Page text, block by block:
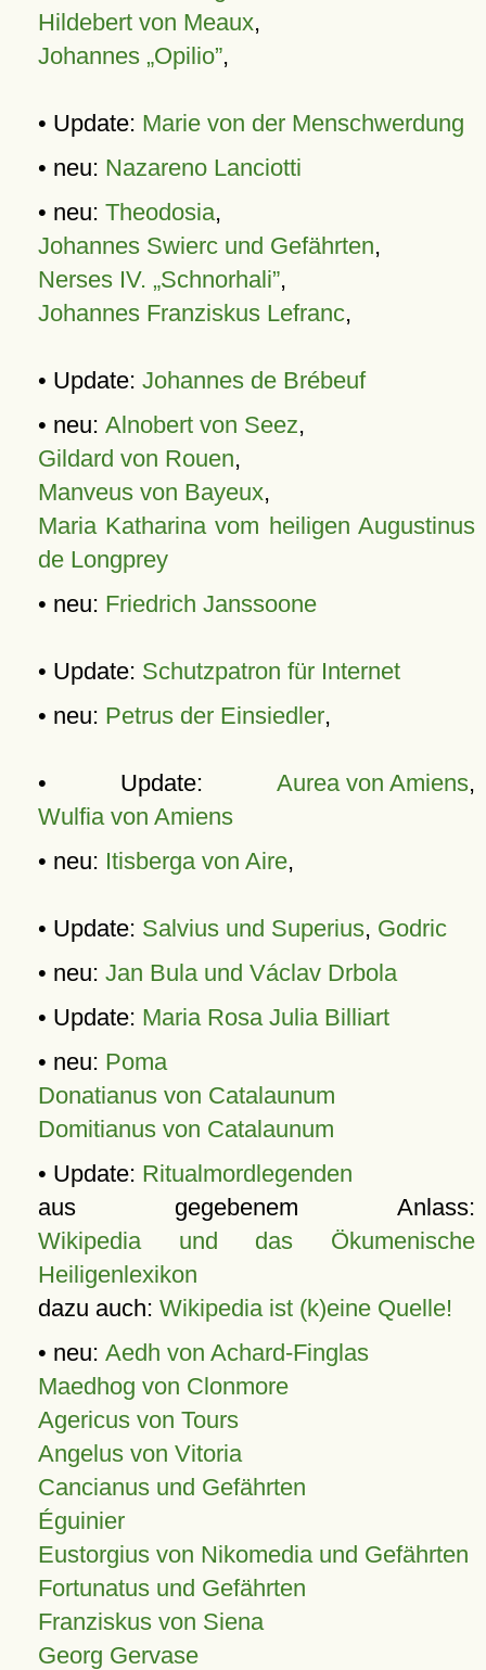
Hildebert von Meaux,
Johannes „Opilio”,
• Update: Marie von der Menschwerdung
• neu: Nazareno Lanciotti
• neu: Theodosia,
Johannes Swierc und Gefährten,
Nerses IV. „Schnorhali”,
Johannes Franziskus Lefranc,
• Update: Johannes de Brébeuf
• neu: Alnobert von Seez,
Gildard von Rouen,
Manveus von Bayeux,
Maria Katharina vom heiligen Augustinus
de Longprey
• neu: Friedrich Janssoone
• Update: Schutzpatron für Internet
• neu: Petrus der Einsiedler,
• Update: Aurea von Amiens,
Wulfia von Amiens
• neu: Itisberga von Aire,
• Update: Salvius und Superius, Godric
• neu: Jan Bula und Václav Drbola
• Update: Maria Rosa Julia Billiart
• neu: Poma
Donatianus von Catalaunum
Domitianus von Catalaunum
• Update: Ritualmordlegenden
aus gegebenem Anlass:
Wikipedia und das Ökumenische
Heiligenlexikon
dazu auch: Wikipedia ist (k)eine Quelle!
• neu: Aedh von Achard-Finglas
Maedhog von Clonmore
Agericus von Tours
Angelus von Vitoria
Cancianus und Gefährten
Éguinier
Eustorgius von Nikomedia und Gefährten
Fortunatus und Gefährten
Franziskus von Siena
Georg Gervase